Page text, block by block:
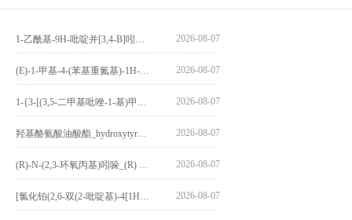
2026-08-07
2026-08-07
2026-08-07
2026-08-07
2026-08-07
2026-08-07